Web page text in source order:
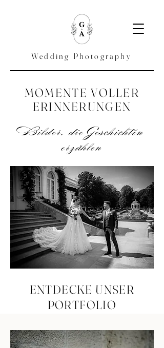
Wedding Photography
MOMENTE VOLLER
ERINNERUNGEN
Bilder, die Geschichten
erzählen
ENTDECKE UNSER
PORTFOLIO